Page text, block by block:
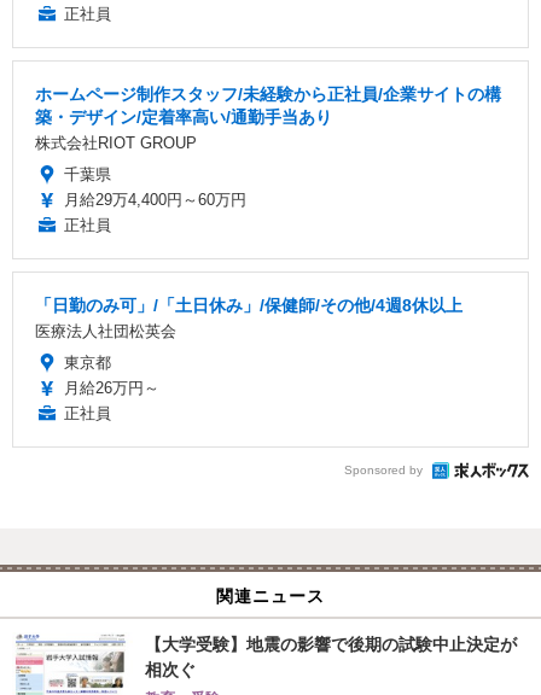
正社員
ホームページ制作スタッフ/未経験から正社員/企業サイトの構
築・デザイン/定着率高い/通勤手当あり
株式会社RIOT GROUP
千葉県
月給29万4,400円～60万円
正社員
「日勤のみ可」/「土日休み」/保健師/その他/4週8休以上
医療法人社団松英会
東京都
月給26万円～
正社員
Sponsored by
関連ニュース
【大学受験】地震の影響で後期の試験中止決定が
相次ぐ